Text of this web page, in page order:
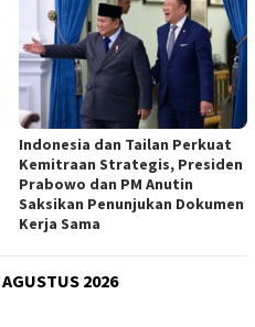
Indonesia dan Tailan Perkuat
Kemitraan Strategis, Presiden
Prabowo dan PM Anutin
Saksikan Penunjukan Dokumen
Kerja Sama
2026